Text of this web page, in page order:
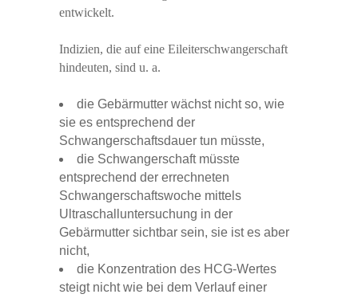
entwickelt.
Indizien, die auf eine Eileiterschwangerschaft
hindeuten, sind u. a.
die Gebärmutter wächst nicht so, wie
sie es entsprechend der
Schwangerschaftsdauer tun müsste,
die Schwangerschaft müsste
entsprechend der errechneten
Schwangerschaftswoche mittels
Ultraschalluntersuchung in der
Gebärmutter sichtbar sein, sie ist es aber
nicht,
die Konzentration des HCG-Wertes
steigt nicht wie bei dem Verlauf einer